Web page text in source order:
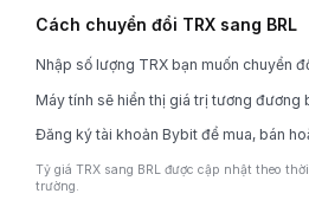
Cách chuyển đổi TRX sang BRL
Nhập số lượng TRX bạn muốn chuyển
Máy tính sẽ hiển thị giá trị tương đương
Đăng ký tài khoản Bybit để mua, bán
Tỷ giá TRX sang BRL được cập nhật theo
trường.